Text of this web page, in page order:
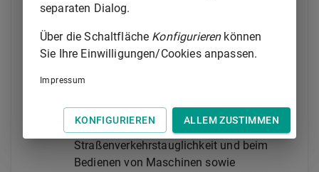
2.
notwendige Vorkehrungen zum Kinder- und
Nichtkonsums in Schwangerschaft und
Stillzeit,
3.
Wechselwirkungen mit Arzneimitteln und
wirksamen Substanzen,
Einschränkungen der
Straßenverkehrstauglichkeit und beim
Bedienen von Maschinen sowie
separaten Dialog.
Über die Schaltfläche Konfigurierenkönnen
Sie Ihre Einwilligungen/Cookies anpassen.
Impressum
KONFIGURIEREN ALLEM ZUSTIMMEN